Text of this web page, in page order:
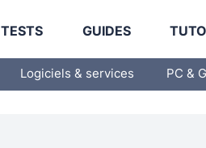
TESTS GUIDES
Logiciels & services PC &